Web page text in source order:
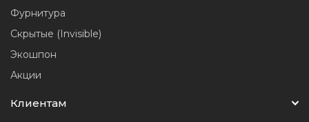
Фурнитура
Скрытые (Invisible)
Экошпон
Акции
Клиентам